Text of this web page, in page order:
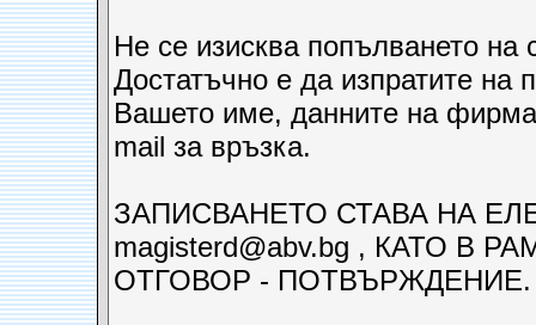
Не се изисква попълването
Достатъчно е да изпратите на
Вашето име, данните на
mail за връзка.
ЗАПИСВАНЕТО СТАВА НА
magisterd@abv.bg , КАТО В
ОТГОВОР - ПОТВЪРЖДЕНИЕ.